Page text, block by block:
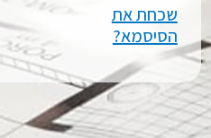
שכחת את
הסיסמא?